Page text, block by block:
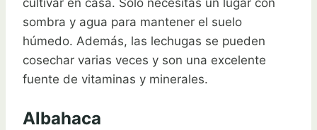
cultivar en casa. Solo necesitas un lugar con
sombra y agua para mantener el suelo
húmedo. Además, las lechugas se pueden
cosechar varias veces y son una excelente
fuente de vitaminas y minerales.
Albahaca